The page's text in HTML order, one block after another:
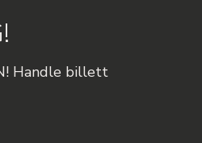
Handle billett